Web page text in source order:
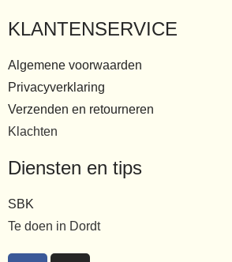
KLANTENSERVICE
Algemene voorwaarden
Privacyverklaring
Verzenden en retourneren
Klachten
Diensten en tips
SBK
Te doen in Dordt